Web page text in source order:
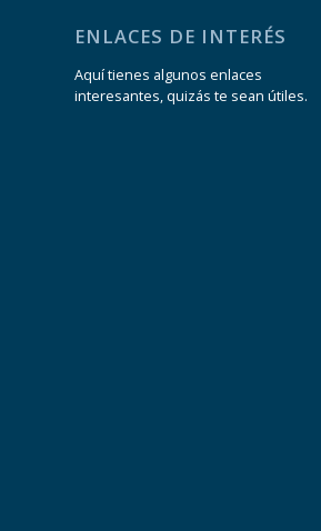
ENLACES DE INTERÉS
Aquí tienes algunos enlaces
interesantes, quizás te sean útiles.